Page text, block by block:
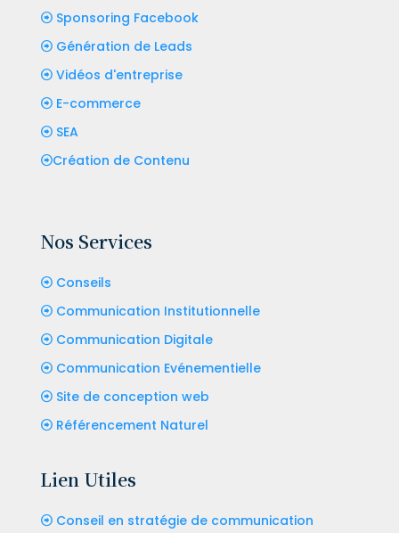
Sponsoring Facebook
Génération de Leads
Vidéos d'entreprise
E-commerce
SEA
Création de Contenu
Nos Services
Conseils
Communication Institutionnelle
Communication Digitale
Communication Evénementielle
Site de conception web
Référencement Naturel
Lien Utiles
Conseil en stratégie de communication